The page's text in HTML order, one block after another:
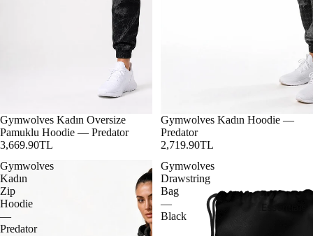
Gymwolves Kadın Oversize
Pamuklu Hoodie — Predator
3,669.90TL
Gymwolves Kadın Hoodie —
Predator
2,719.90TL
Gymwolves
Kadın
Zip
Hoodie
—
Predator
Gymwolves
Drawstring
Bag
—
Black